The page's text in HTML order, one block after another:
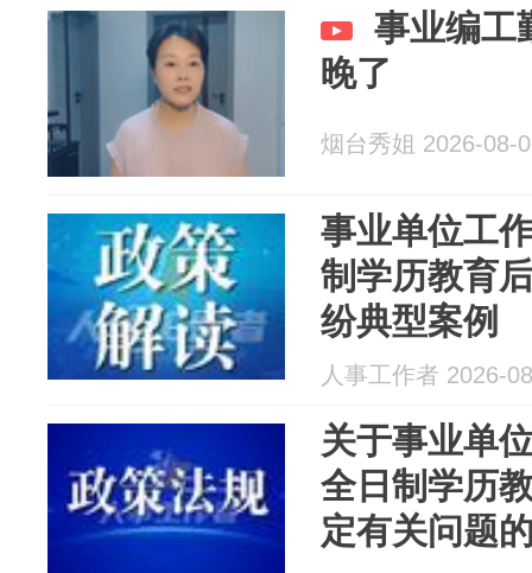
事业编工
晚了
烟台秀姐 2026-08-
事业单位工
制学历教育
纷典型案例
人事工作者 2026-
关于事业单
全日制学历
定有关问题